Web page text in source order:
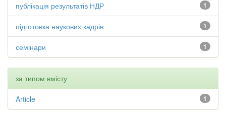
1
публікація результатів НДР
1
підготовка наукових кадрів
1
семінари
за типом вмісту
1
Article